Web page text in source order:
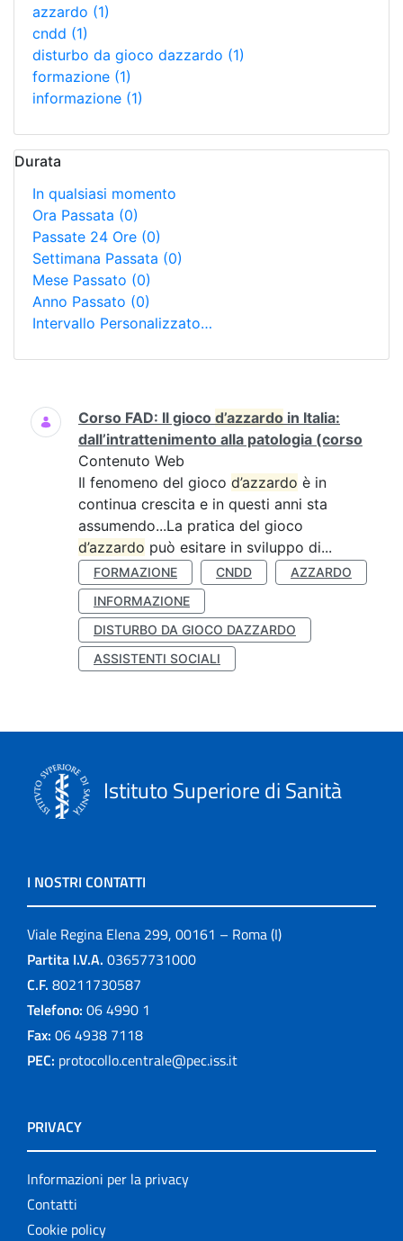
azzardo (1)
cndd (1)
disturbo da gioco dazzardo (1)
formazione (1)
informazione (1)
Durata
In qualsiasi momento
Ora Passata (0)
Passate 24 Ore (0)
Settimana Passata (0)
Mese Passato (0)
Anno Passato (0)
Intervallo Personalizzato…
Ricerca
Corso FAD: Il gioco d’azzardo in Italia:
dall’intrattenimento alla patologia (corso
Contenuto Web
Il fenomeno del gioco d’azzardo è in
continua crescita e in questi anni sta
assumendo...La pratica del gioco
d’azzardo può esitare in sviluppo di...
FORMAZIONE CNDD
AZZARDO
INFORMAZIONE
DISTURBO DA GIOCO DAZZARDO
ASSISTENTI SOCIALI
Istituto Superiore di Sanità
I NOSTRI CONTATTI
Viale Regina Elena 299, 00161 – Roma (I)
Partita I.V.A. 03657731000
C.F. 80211730587
Telefono: 06 4990 1
Fax: 06 4938 7118
PEC: protocollo.centrale@pec.iss.it
PRIVACY
Informazioni per la privacy
Contatti
Cookie policy